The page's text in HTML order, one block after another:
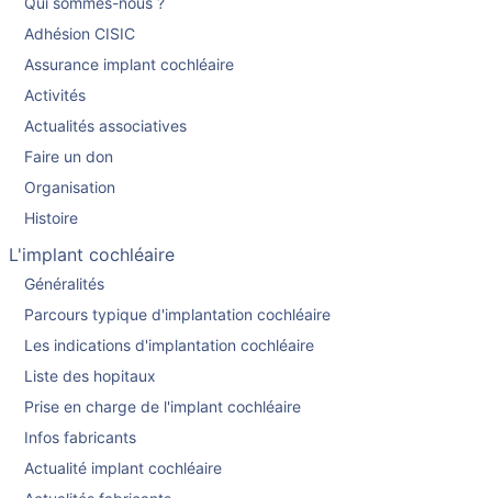
Adhésion CISIC
Assurance implant cochléaire
Activités
Actualités associatives
Faire un don
Organisation
Histoire
L'implant cochléaire
Généralités
Parcours typique d'implantation cochléaire
Les indications d'implantation cochléaire
Liste des hopitaux
Prise en charge de l'implant cochléaire
Infos fabricants
Actualité implant cochléaire